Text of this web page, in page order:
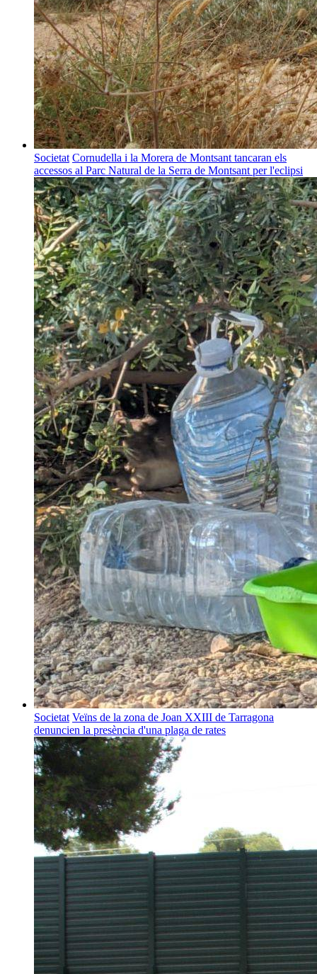
Societat Cornudella i la Morera de Montsant tancaran els
accessos al Parc Natural de la Serra de Montsant per l'eclipsi
Societat Veïns de la zona de Joan XXIII de Tarragona
denuncien la presència d'una plaga de rates